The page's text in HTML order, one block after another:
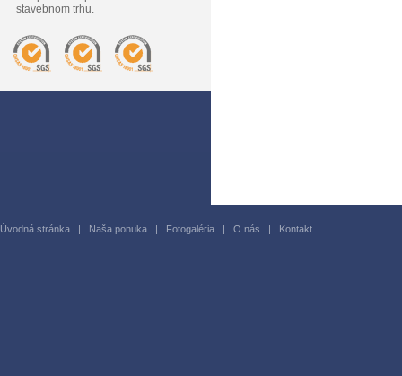
stavebnom trhu.
Úvodná stránka | Naša ponuka | Fotogaléria | O nás | Kontakt